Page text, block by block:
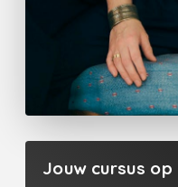
Jouw cursus